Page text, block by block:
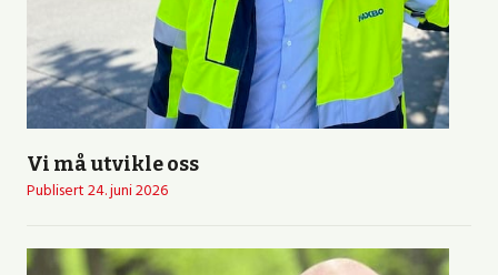
Vi må utvikle oss
Publisert24. juni 2026